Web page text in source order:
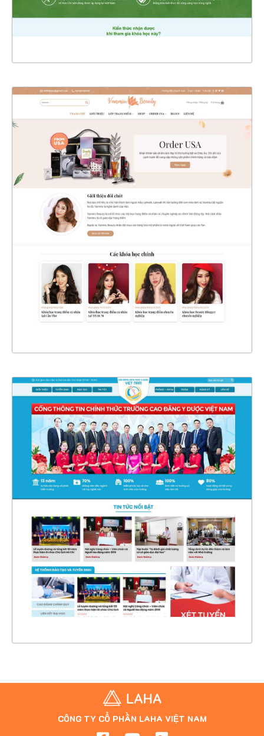
XEM THỰC TẾ
4362
CHI TIẾT
XEM THỰC TẾ
4781
CHI TIẾT
XEM THỰC TẾ
CÔNG TY CỔ PHẦN LAHA VIỆT NAM